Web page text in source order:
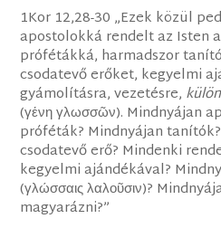
1Kor 12,28-30 „Ezek közül
apostolokká rendelt az Isten
prófétákká, harmadszor
csodatevő erőket, kegyelmi
gyámolításra, vezetésre,
(γένη γλωσσῶν). Mindnyájan
próféták? Mindnyájan
csodatevő erő? Mindenki
kegyelmi ajándékával?
(γλώσσαις λαλοῦσιν)?
magyarázni?”